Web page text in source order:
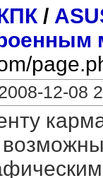
/
12-08